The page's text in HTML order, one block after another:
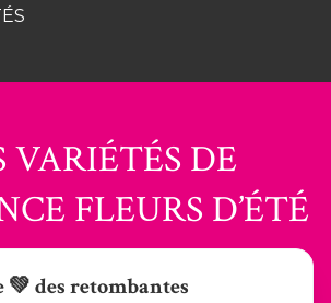
VARIÉTÉS DE
FLEURS D’ÉTÉ
💚 des retombantes